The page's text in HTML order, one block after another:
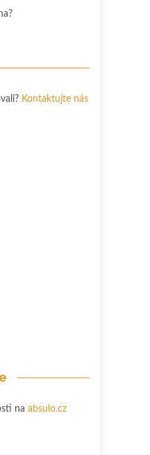
Kontaktujte nás
na absulo.cz